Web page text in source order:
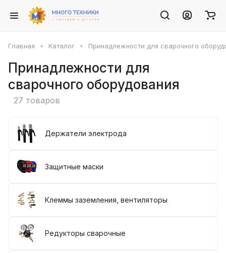
Главная Каталог Принадлежности для сварочного
Принадлежности для
сварочного оборудования
27 товаров
Держатели электрода
Защитные маски
Клеммы заземления, вентиляторы
Редукторы сварочные